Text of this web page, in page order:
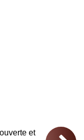
et